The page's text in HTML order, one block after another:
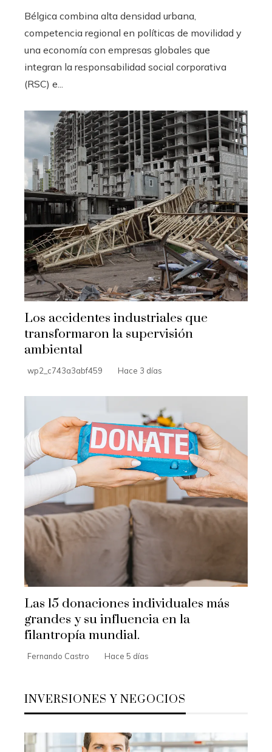
Bélgica combina alta densidad urbana,
competencia regional en políticas de movilidad y
una economía con empresas globales que
integran la responsabilidad social corporativa
(RSC) e...
Los accidentes industriales que
transformaron la supervisión
ambiental
wp2_c743a3abf459 Hace 3 días
Las 15 donaciones individuales más
grandes y su influencia en la
filantropía mundial.
Fernando Castro Hace 5 días
INVERSIONES Y NEGOCIOS